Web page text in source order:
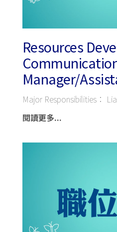
Resources
Manager/
Major Responsibilities：
閱讀更多...